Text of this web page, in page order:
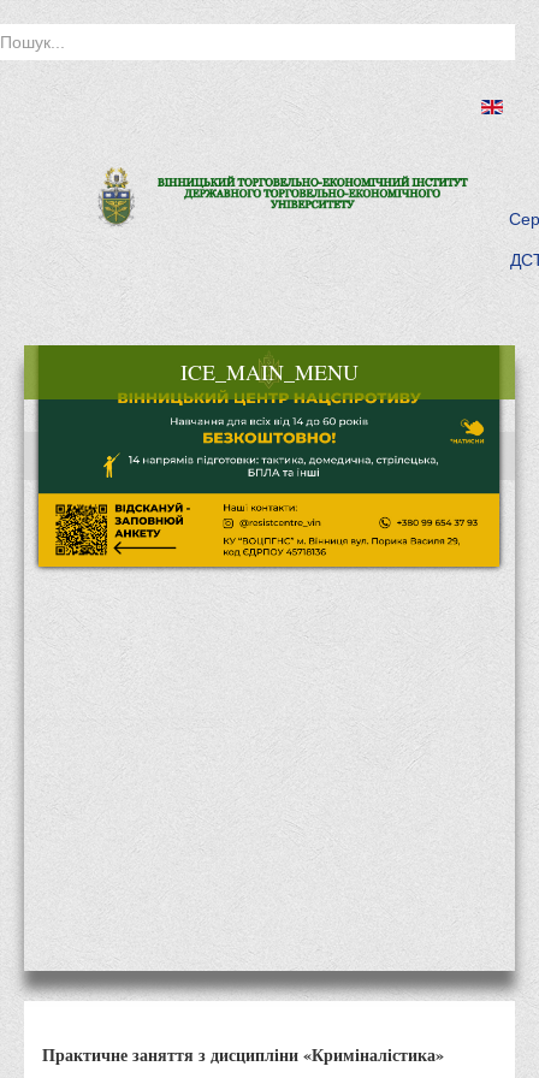
ICE_MAIN_MENU
Історія інституту
Інститут сьогодні
Місія та цілі
Публічна інформація
Заходи запобігання протиправним діям
Антикорупційні заходи
Протидія тероризму та насиллю
Як розпізнати глорифікацію збройної агресії РФ проти
України та протистояти їй?
Правила поведінки у разі виявлення вибухонебезпечних
Протидія торгівлі людьми
характеру
Практичне заняття з дисципліни «Криміналістика»